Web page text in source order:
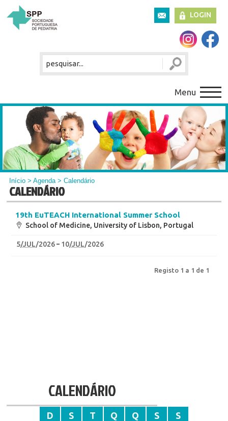
LOGIN
Menu
Início >Agenda> Calendário
CALENDÁRIO
19th EuTEACH International Summer School
School of Medicine, University of Lisbon, Portugal
5/JUL/2026 10/JUL/2026
Registo 1 a 1 de 1
CALENDÁRIO
D S T Q Q S
S